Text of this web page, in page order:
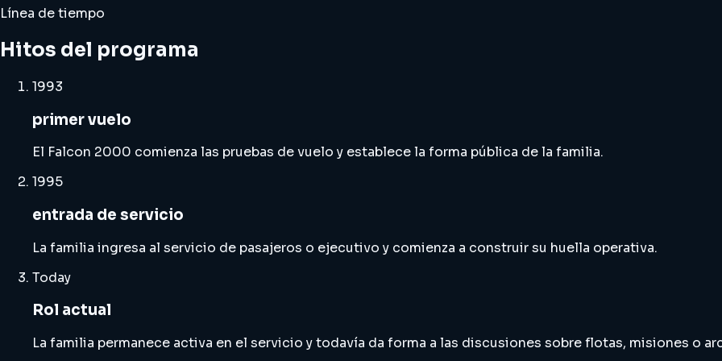
Línea de tiempo
Hitos del programa
1993
primer vuelo
El Falcon 2000 comienza las pruebas de vuelo y establece la forma pública de la familia.
1995
entrada de servicio
La familia ingresa al servicio de pasajeros o ejecutivo y comienza a construir su huella operativa.
Today
Rol actual
La familia permanece activa en el servicio y todavía da forma a las discusiones sobre flotas, misiones o